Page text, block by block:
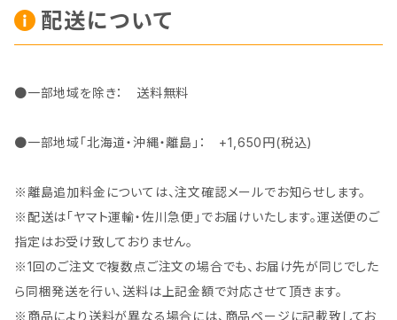
配送について
●一部地域を除き： 送料無料
●一部地域「北海道・沖縄・離島」： +1,650円(税込)
※離島追加料金については、注文確認メールでお知らせします。
※配送は「ヤマト運輸・佐川急便」でお届けいたします。運送便のご
指定はお受け致しておりません。
※1回のご注文で複数点ご注文の場合でも、お届け先が同じでした
ら同梱発送を行い、送料は上記金額で対応させて頂きます。
※商品により送料が異なる場合には、商品ページに記載致してお